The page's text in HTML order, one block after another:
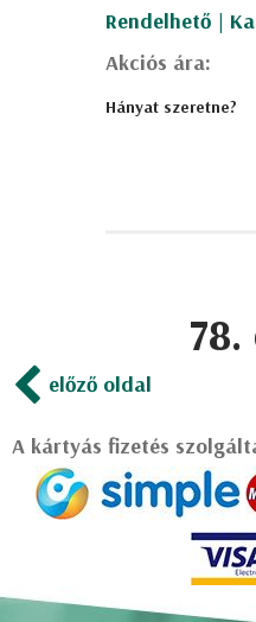
Rendelhető |
Akciós ára:
Hányat szeretne?
előző oldal
A kártyás fizetés